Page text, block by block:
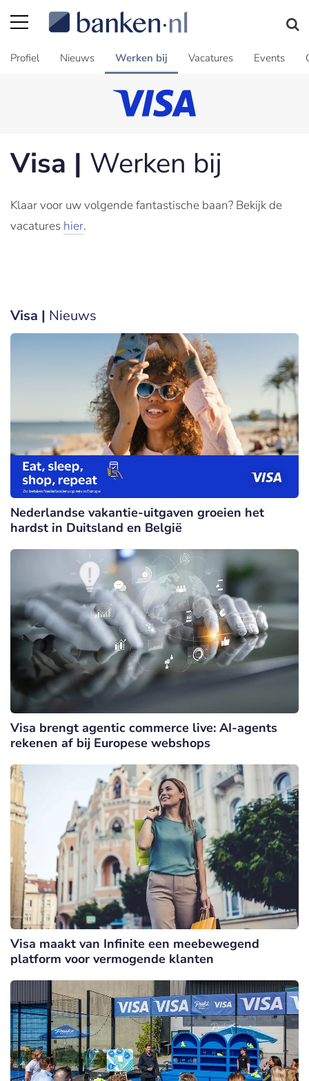
Profiel Nieuws Werken bij Vacatures Events
Visa | Werken bij
Klaar voor uw volgende fantastische baan? Bekijk de
vacatures hier.
Visa | Nieuws
Nederlandse vakantie-uitgaven groeien het
hardst in Duitsland en België
Visa brengt agentic commerce live: AI-agents
rekenen af bij Europese webshops
Visa maakt van Infinite een meebewegend
platform voor vermogende klanten